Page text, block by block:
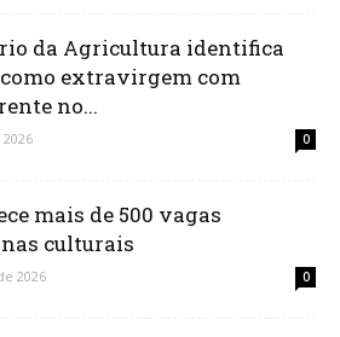
da Agricultura identifica
extravirgem com
no...
0
mais de 500 vagas
culturais
2026 0